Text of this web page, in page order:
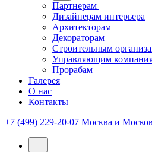
Партнерам
Дизайнерам интерьера
Архитекторам
Декораторам
Строительным
Управляющим
Прорабам
Галерея
О нас
Контакты
+7 (499) 229-20-07 Москва и